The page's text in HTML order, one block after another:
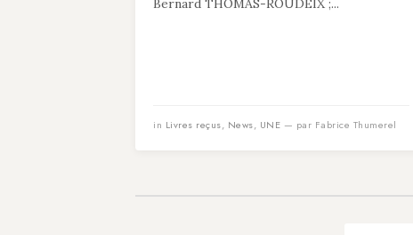
Bernard THOMAS-ROUDEIX ;...
in Livres reçus, News, UNE — par Fabrice Thumerel